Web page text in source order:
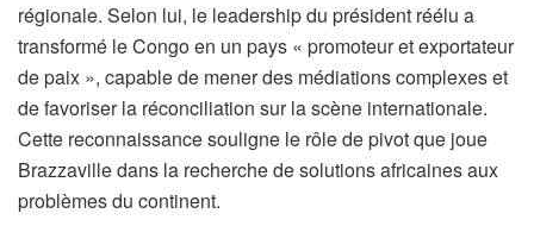
régionale. Selon lui, le leadership du président réélu a
transformé le Congo en un pays « promoteur et exportateur
de paix », capable de mener des médiations complexes et
de favoriser la réconciliation sur la scène internationale.
Cette reconnaissance souligne le rôle de pivot que joue
Brazzaville dans la recherche de solutions africaines aux
problèmes du continent.